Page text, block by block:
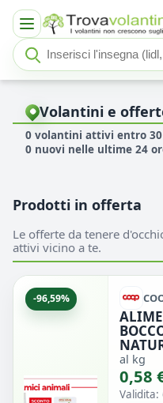
Cerca insegna o negozio
Seleziona un'insegna
Volantini e
0 volantini attivi entro
0 nuovi nelle ultime 24
Prodotti in offerta
Le offerte da tenere
attivi vicino a te.
-96,59%
al kg
0,58
Validita: